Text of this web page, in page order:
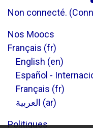
Non connecté. (
Nos Moocs
Français ‎(fr)‎
English ‎(en)‎
Español -
Français ‎(fr)‎
العربية ‎(ar)‎
Politiques